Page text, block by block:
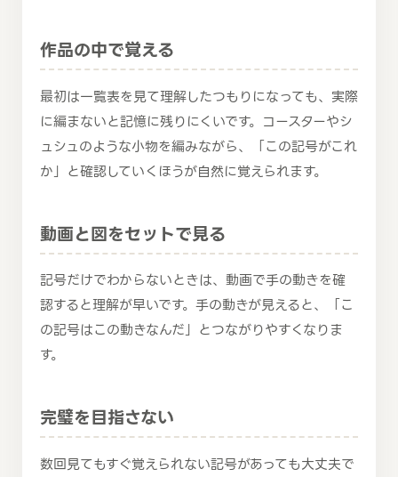
作品の中で覚える
最初は一覧表を見て理解したつもりになっても、実際
に編まないと記憶に残りにくいです。コースターやシ
ュシュのような小物を編みながら、「この記号がこれ
か」と確認していくほうが自然に覚えられます。
動画と図をセットで見る
記号だけでわからないときは、動画で手の動きを確
認すると理解が早いです。手の動きが見えると、「こ
の記号はこの動きなんだ」とつながりやすくなりま
す。
完璧を目指さない
数回見てもすぐ覚えられない記号があっても大丈夫で